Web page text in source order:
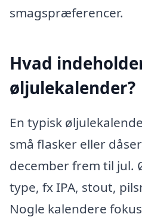
smagspræferencer.
Hvad
øljulekalender?
En typisk
små flasker eller
december frem til jul.
type, fx IPA, stout,
Nogle kalendere